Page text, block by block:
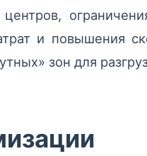
центров,
и повышения
зон для